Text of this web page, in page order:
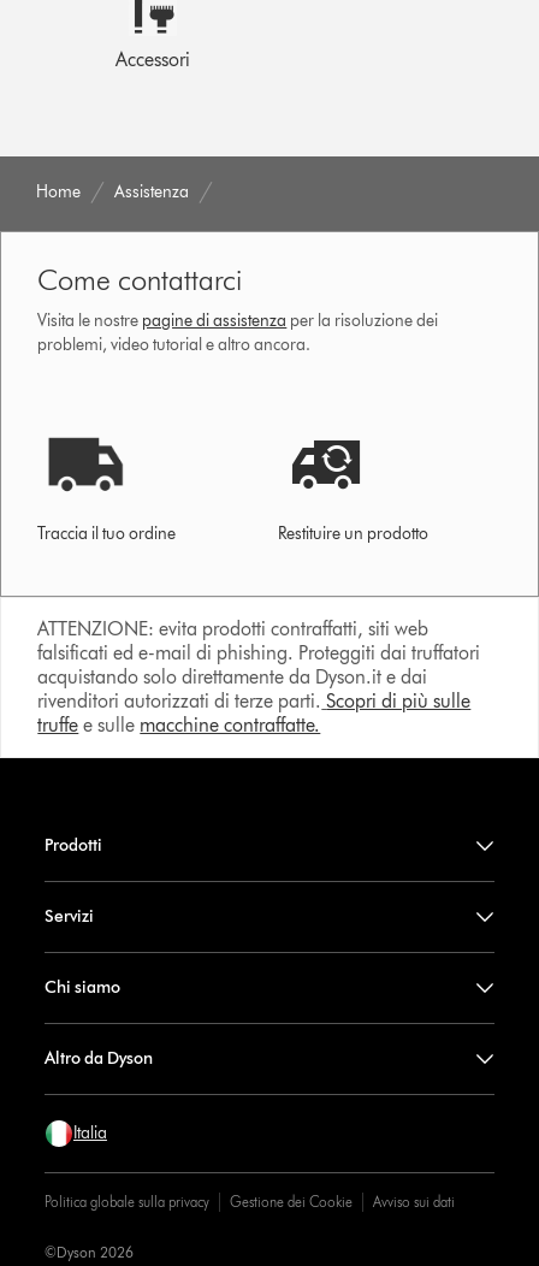
Accessori
Home Assistenza
Come contattarci
Visita le nostre pagine di assistenza per la risoluzione dei
problemi, video tutorial e altro ancora.
Traccia il tuo ordine Restituire un prodotto
ATTENZIONE: evita prodotti contraffatti, siti web
falsificati ed e-mail di phishing. Proteggiti dai truffatori
acquistando solo direttamente da Dyson.it e dai
rivenditori autorizzati di terze parti. Scopri di più sulle
truffe e sulle macchine contraffatte.
Prodotti
Servizi
Chi siamo
Altro da Dyson
Italia
Politica globale sulla privacy Gestione dei Cookie Avviso sui dati
©Dyson 2026